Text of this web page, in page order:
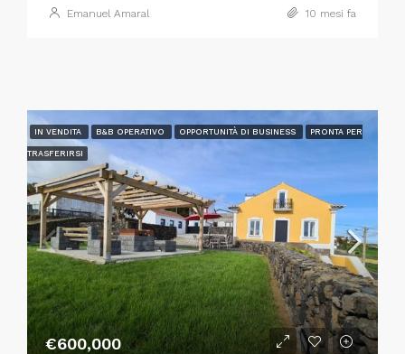
Emanuel Amaral 10 mesi fa
IN VENDITA B&B OPERATIVO OPPORTUNITÀ DI BUSINESS PRONTA PER
TRASFERIRSI
€600,000